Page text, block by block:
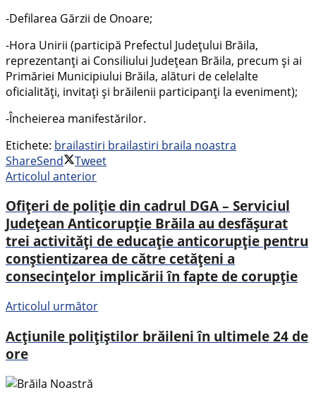
-Defilarea Gărzii de Onoare;
-Hora Unirii (participă Prefectul Județului Brăila,
reprezentanți ai Consiliului Județean Brăila, precum și ai
Primăriei Municipiului Brăila, alături de celelalte
oficialități, invitați și brăilenii participanți la eveniment);
-Încheierea manifestărilor.
Etichete: brailastiri brailastiri braila noastra
ShareSend
Tweet
Articolul anterior
Ofițeri de poliție din cadrul DGA – Serviciul
Județean Anticorupție Brăila au desfășurat
trei activități de educație anticorupție pentru
conștientizarea de către cetățeni a
consecințelor implicării în fapte de corupție
Articolul următor
Acțiunile polițiștilor brăileni în ultimele 24 de
ore